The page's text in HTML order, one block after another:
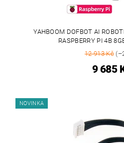
YAHBOOM DOFBOT AI
RASPBERRY PI 4B
12 913 Kč
9 685
NOVINKA